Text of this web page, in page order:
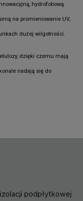
hydrofobową
na promieniowanie UV,
dużej wilgotności.
dzięki czemu mają
nadają się do
podpłytkowej